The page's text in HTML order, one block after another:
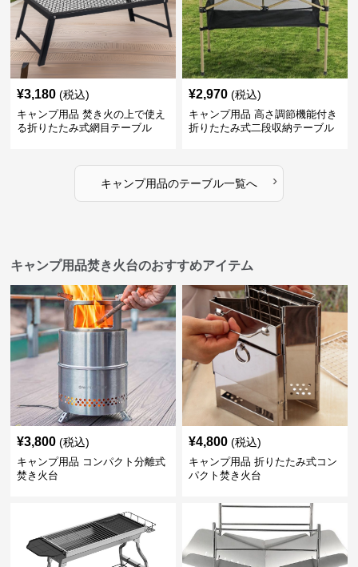
¥3,180 (税込)
キャンプ用品 焚き火の上で使え
る折りたたみ式網目テーブル
¥2,970 (税込)
キャンプ用品 高さ調節機能付き
折りたたみ式二段収納テーブル
キャンプ用品のテーブル一覧へ ›
キャンプ用品焚き火台のおすすめアイテム
¥3,800 (税込)
キャンプ用品 コンパクト分離式
焚き火台
¥4,800 (税込)
キャンプ用品 折りたたみ式コン
パクト焚き火台